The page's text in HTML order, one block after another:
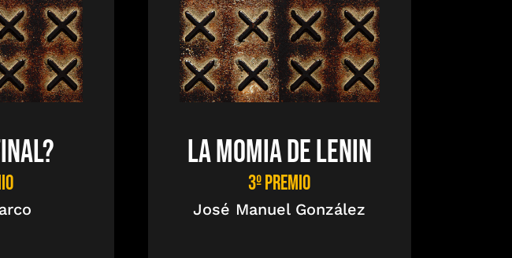
LA MOMIA DE LENIN
3º PREMIO
José Manuel González